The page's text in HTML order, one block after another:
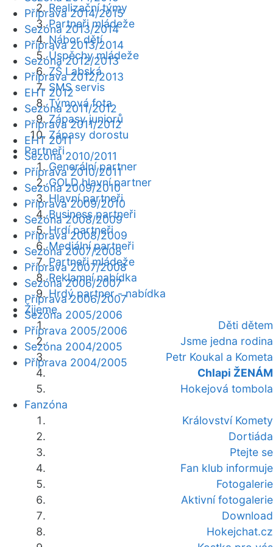
Realizační týmy
Partneři mládeže
Nábor dětí
Úspěchy mládeže
ZŠ Labská
SMS servis
Týmová fota
Zápasy juniorů
Zápasy dorostu
Partneři
Generální partner
GOLD hlavní partner
Hlavní partneři
Business partneři
Hrdí partneři
Mediální partneři
Partneři mládeže
Reklamní nabídka
Hrdý partner - nabídka
Žijeme
Děti dětem
Jsme jedna rodina
Petr Koukal a Kometa
Chlapi ŽENÁM
Hokejová tombola
Fanzóna
Království Komety
Dortiáda
Ptejte se
Fan klub informuje
Fotogalerie
Aktivní fotogalerie
Download
Hokejchat.cz
Příprava 2014/2015
Sezóna 2013/2014
Příprava 2013/2014
Sezóna 2012/2013
Příprava 2012/2013
EHT 2012
Sezóna 2011/2012
Příprava 2011/2012
EHT 2011
Sezóna 2010/2011
Příprava 2010/2011
Sezóna 2009/2010
Příprava 2009/2010
Sezóna 2008/2009
Příprava 2008/2009
Sezóna 2007/2008
Příprava 2007/2008
Sezóna 2006/2007
Příprava 2006/2007
Sezóna 2005/2006
Příprava 2005/2006
Sezóna 2004/2005
Příprava 2004/2005